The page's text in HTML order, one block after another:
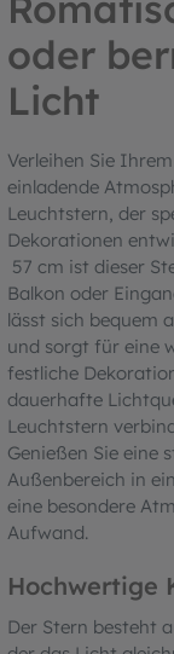
oder
Licht
Verleihen Sie
einladende
Leuchtstern, der
Dekorationen
57 cm ist dieser
Balkon oder
lässt sich bequem
und sorgt für eine
festliche
dauerhafte
Leuchtstern
Genießen Sie eine
Außenbereich in
eine besondere
Aufwand.
Hochwertige
Der Stern besteht